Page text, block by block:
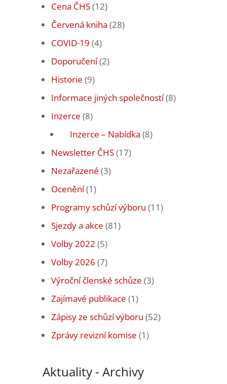
Cena ČHS(12)
Červená kniha (28)
COVID-19 (4)
Doporučení(2)
Historie (9)
Informace jiných společností(8)
Inzerce (8)
Inzerce – Nabídka (8)
Newsletter ČHS(17)
Nezařazené (3)
Ocenění(1)
Programy schůzí výboru (11)
Sjezdy a akce (81)
Volby 2022 (5)
Volby 2026 (7)
Výroční členské schůze (3)
Zajímavé publikace (1)
Zápisy ze schůzí výboru (52)
Zprávy revizní komise (1)
Aktuality - Archivy